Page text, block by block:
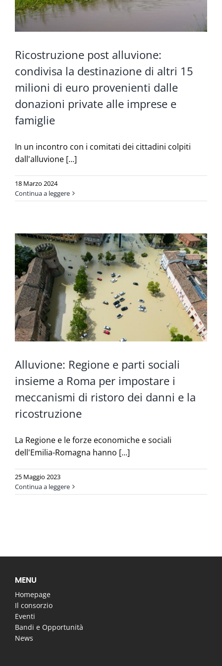
Ricostruzione post alluvione:
condivisa la destinazione di altri 15
milioni di euro provenienti dalle
donazioni private alle imprese e
famiglie
In un incontro con i comitati dei cittadini colpiti
dall'alluvione [...]
18 Marzo 2024
Continua a leggere
Alluvione: Regione e parti sociali
insieme a Roma per impostare i
meccanismi di ristoro dei danni e la
ricostruzione
La Regione e le forze economiche e sociali
dell'Emilia-Romagna hanno [...]
25 Maggio 2023
Continua a leggere
MENU
Homepage
Il consorzio
Eventi
Bandi e Opportunità
News